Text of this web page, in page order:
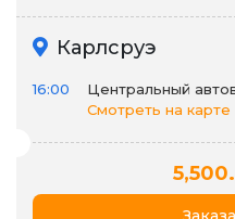
Карлсруэ
16:00
Центральный
Смотреть на карте